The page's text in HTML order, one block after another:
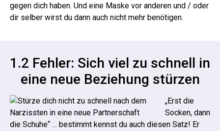
gegen dich haben. Und eine Maske vor anderen und / oder
dir selber wirst du dann auch nicht mehr benötigen.
1.2 Fehler: Sich viel zu schnell in
eine neue Beziehung stürzen
„Erst die
Socken, dann
die Schuhe“ … bestimmt kennst du auch diesen Satz! Er